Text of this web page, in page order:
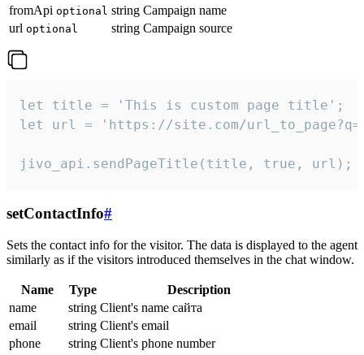
fromApi optional string Campaign name
url optional string Campaign source
let title = 'This is custom page title';
let url = 'https://site.com/
jivo_api.sendPageTitle(title, true, url);
setContactInfo#
Sets the contact info for the visitor. The data is displayed to the agent
similarly as if the visitors introduced themselves in the chat window.
Name Type
Description
name
string Client's name сайта
email
string Client's email
phone
string Client's phone number